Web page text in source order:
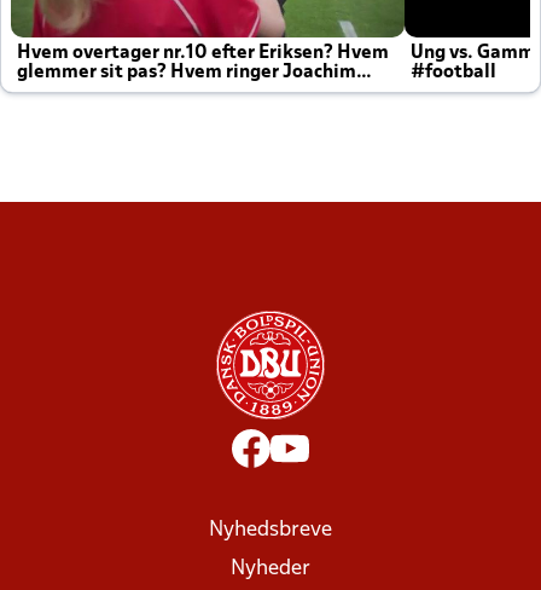
Hvem overtager nr.10 efter Eriksen? Hvem
glemmer sit pas? Hvem ringer Joachim
altid til efter kampe?
Ung vs.
#football
Nyhedsbreve
Nyheder